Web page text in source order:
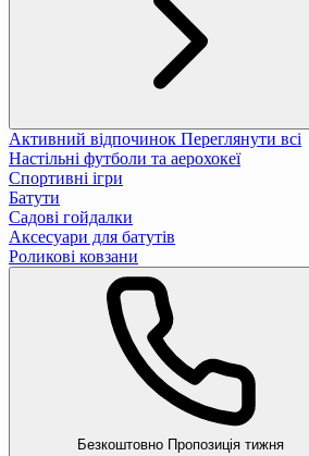
Активний відпочинок Переглянути всі
Настільні футболи та аерохокеї
Спортивні ігри
Батути
Садові гойдалки
Аксесуари для батутів
Роликові ковзани
Безкоштовно Пропозиція тижня